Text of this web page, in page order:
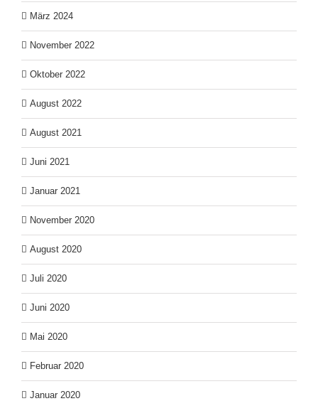
März 2024
November 2022
Oktober 2022
August 2022
August 2021
Juni 2021
Januar 2021
November 2020
August 2020
Juli 2020
Juni 2020
Mai 2020
Februar 2020
Januar 2020